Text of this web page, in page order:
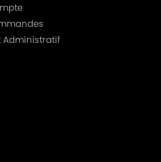
Administratif